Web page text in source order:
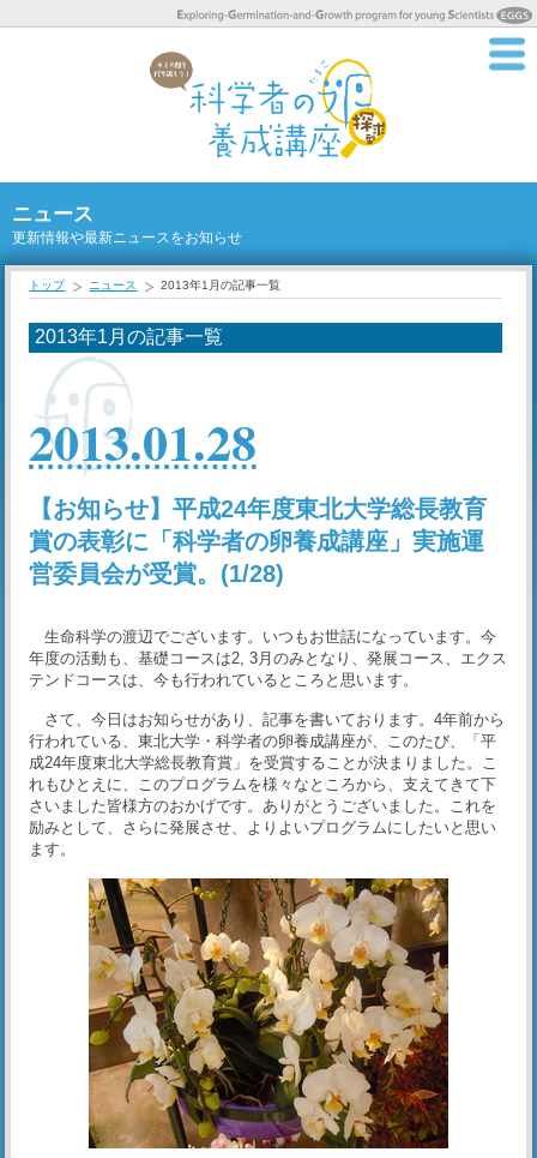
ニュース
更新情報や最新ニュースをお知らせ
トップ ニュース 2013年1月の記事一覧
2013年1月の記事一覧
2013.01.28
【お知らせ】平成24年度東北大学総長教育
賞の表彰に「科学者の卵養成講座」実施運
営委員会が受賞。(1/28)
生命科学の渡辺でございます。いつもお世話になっています。今
年度の活動も、基礎コースは2, 3月のみとなり、発展コース、エクス
テンドコースは、今も行われているところと思います。
さて、今日はお知らせがあり、記事を書いております。4年前から
行われている、東北大学・科学者の卵養成講座が、このたび、「平
成24年度東北大学総長教育賞」を受賞することが決まりました。こ
れもひとえに、このプログラムを様々なところから、支えてきて下
さいました皆様方のおかげです。ありがとうございました。これを
励みとして、さらに発展させ、よりよいプログラムにしたいと思い
ます。